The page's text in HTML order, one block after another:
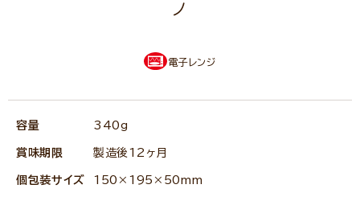
ノ
電子レンジ
容量 340g
賞味期限 製造後12ヶ月
個包装サイズ 150×195×50mm